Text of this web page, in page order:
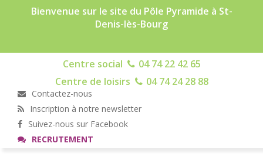
Bienvenue sur le site du Pôle Pyramide à St-
Denis-lès-Bourg
Centre social
04 74 22 42 65
Centre de loisirs
04 74 24 28 88
Contactez-nous
Inscription à notre newsletter
Suivez-nous sur Facebook
RECRUTEMENT